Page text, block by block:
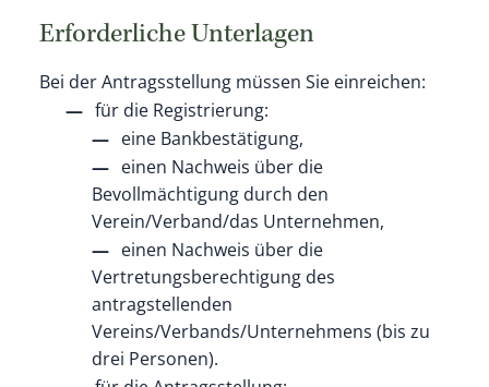
Erforderliche Unterlagen
Bei der Antragsstellung müssen Sie einreichen:
für die Registrierung:
eine Bankbestätigung,
einen Nachweis über die
Bevollmächtigung durch den
Verein/Verband/das Unternehmen,
einen Nachweis über die
Vertretungsberechtigung des
antragstellenden
Vereins/Verbands/Unternehmens (bis zu
drei Personen).